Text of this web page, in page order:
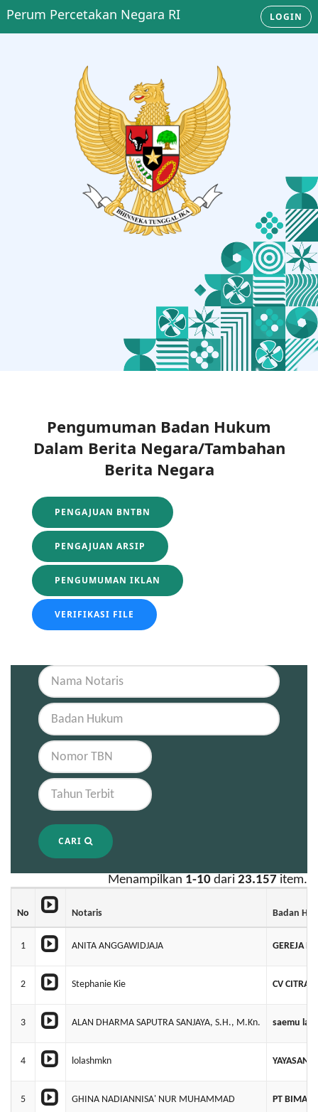
Perum Percetakan Negara RI LOGIN
Pengumuman Badan Hukum
Dalam Berita Negara/Tambahan
Berita Negara
PENGAJUAN BNTBN
PENGAJUAN ARSIP
PENGUMUMAN IKLAN
VERIFIKASI FILE
CARI
Menampilkan 1-10 dari 23.157 item.
No Notaris Badan
1 ANITA ANGGAWIDJAJA GEREJA
2 Stephanie Kie CV CITRA
3 ALAN DHARMA SAPUTRA SANJAYA, S.H., M.Kn. saemu
4 lolashmkn YAYASAN
5 GHINA NADIANNISA' NUR MUHAMMAD PT BIMA